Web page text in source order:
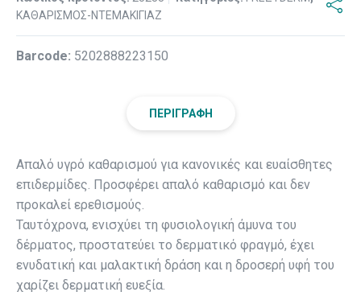
ΚΑΘΑΡΙΣΜΟΣ-ΝΤΕΜΑΚΙΓΙΑΖ
Βarcode: 5202888223150
ΠΕΡΙΓΡΑΦΉ
Απαλό υγρό καθαρισμού για κανονικές και ευαίσθητες
επιδερμίδες. Προσφέρει απαλό καθαρισμό και δεν
προκαλεί ερεθισμούς.
Ταυτόχρονα, ενισχύει τη φυσιολογική άμυνα του
δέρματος, προστατεύει το δερματικό φραγμό, έχει
ενυδατική και μαλακτική δράση και η δροσερή υφή του
χαρίζει δερματική ευεξία.